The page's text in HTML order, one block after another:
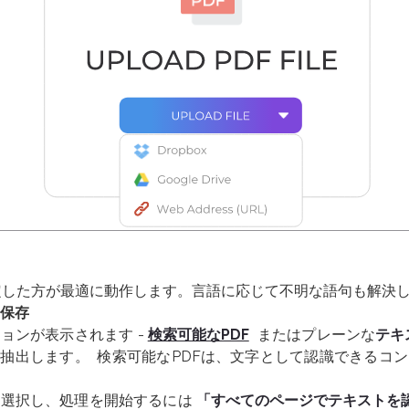
た方が最適に動作します。言語に応じて不明な語句も解決
存
ンが表示されます - 検索可能なPDF またはプレーンなテキ
出します。
検索可能なPDFは、文字として認識できるコ
択し、処理を開始するには 「すべてのページでテキストを